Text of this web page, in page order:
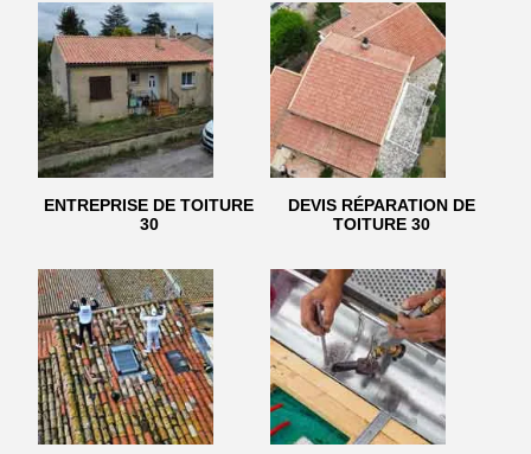
ENTREPRISE DE TOITURE
30
DEVIS RÉPARATION DE
TOITURE 30